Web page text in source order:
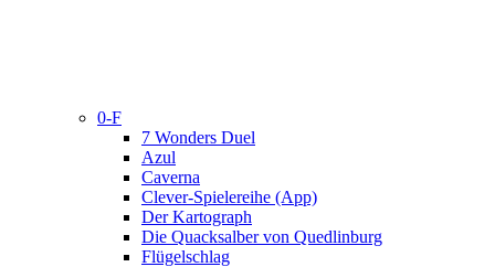
0-F
7 Wonders Duel
Azul
Caverna
Clever-Spielereihe (App)
Der Kartograph
Die Quacksalber von Quedlinburg
Flügelschlag